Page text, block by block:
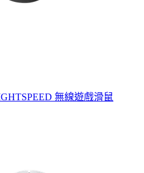
無線遊戲滑鼠